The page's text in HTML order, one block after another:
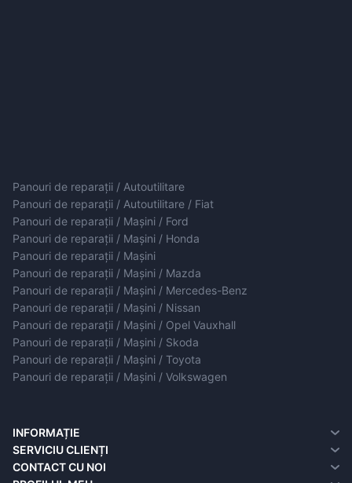
Panouri de reparații / Autoutilitare
Panouri de reparații / Autoutilitare / Fiat
Panouri de reparații / Mașini / Ford
Panouri de reparații / Mașini / Honda
Panouri de reparații / Mașini
Panouri de reparații / Mașini / Mazda
Panouri de reparații / Mașini / Mercedes-Benz
Panouri de reparații / Mașini / Nissan
Panouri de reparații / Mașini / Opel Vauxhall
Panouri de reparații / Mașini / Skoda
Panouri de reparații / Mașini / Toyota
Panouri de reparații / Mașini / Volkswagen
INFORMAȚIE
Despre noi
Informații de livrare
SERVICIU CLIENȚI
contact cu noi
CONTACT CU NOI